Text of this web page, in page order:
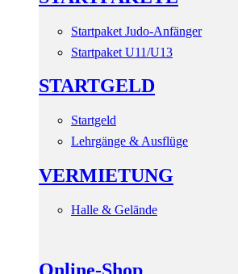
Startpaket Judo-Anfänger
Startpaket U11/U13
STARTGELD
Startgeld
Lehrgänge & Ausflüge
VERMIETUNG
Halle & Gelände